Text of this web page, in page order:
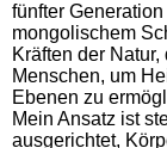
fünfter
mongolischem
Kräften der
Menschen, um
Ebenen zu
Mein Ansatz ist
ausgerichtet,